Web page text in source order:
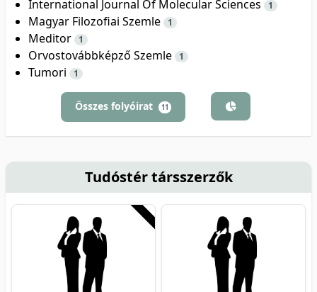
International Journal Of Molecular Sciences 1
Magyar Filozofiai Szemle 1
Meditor 1
Orvostovábbképző Szemle 1
Tumori 1
Összes folyóirat 11
Tudóstér társszerzők